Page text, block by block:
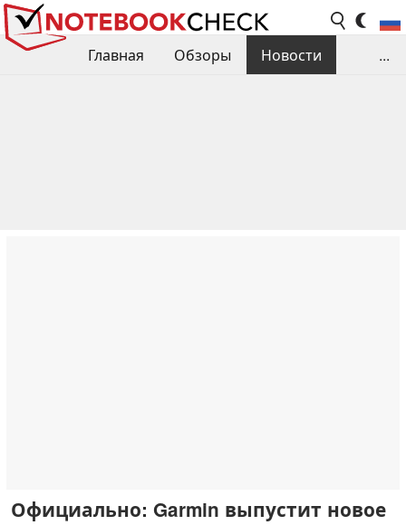
Главная Обзоры
Новости
...
Официально: Garmin выпустит новое